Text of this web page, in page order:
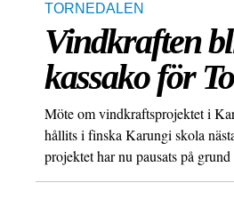
TORNEDALEN
Vindkraften
kassako för
Möte om vindkraftsprojektet i
hållits i finska Karungi skola
projektet har nu pausats på